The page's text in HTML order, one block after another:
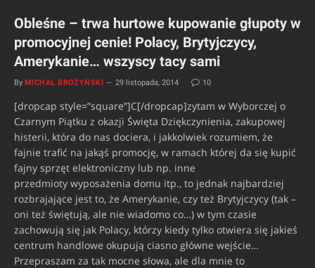
Obleśne – trwa hurtowe kupowanie głupoty w
promocyjnej cenie! Polacy, Brytyjczycy,
Amerykanie… wszyscy tacy sami
By MICHAŁ BROŻYŃSKI 29 listopada, 2014 10
[dropcap style=”square”]C[/dropcap]zytam w Wyborczej o
Czarnym Piątku z okazji Święta Dziękczynienia, zakupowej
histerii, która do nas dociera, i jakkolwiek rozumiem, że
fajnie trafić na jakąś promocję, w ramach której da się kupić
fajny sprzęt elektroniczny lub np. inne
przedmioty wyposażenia domu itp., to jednak najbardziej
rozbrajające jest to, że Amerykanie, czy też Brytyjczycy (tak –
oni też świętują, ale nie wiadomo co…) w tym czasie
zachowują się jak Polacy, którzy kiedy tylko otwiera się jakieś
centrum handlowe okupują ciasno główne wejście…
Przepraszam za tak mocne słowa, ale dla mnie to